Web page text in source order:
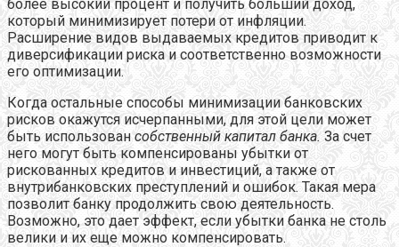
более высокий процент и получить больший доход,
который минимизирует потери от инфляции.
Расширение видов выдаваемых кредитов приводит к
диверсификации риска и соответственно возможности
его оптимизации.
Когда остальные способы минимизации банковских
рисков окажутся исчерпанными, для этой цели может
быть использован собственный капитал банка. За счет
него могут быть компенсированы убытки от
рискованных кредитов и инвестиций, а также от
внутрибанковских преступлений и ошибок. Такая мера
позволит банку продолжить свою деятельность.
Возможно, это дает эффект, если убытки банка не столь
велики и их еще можно компенсировать.